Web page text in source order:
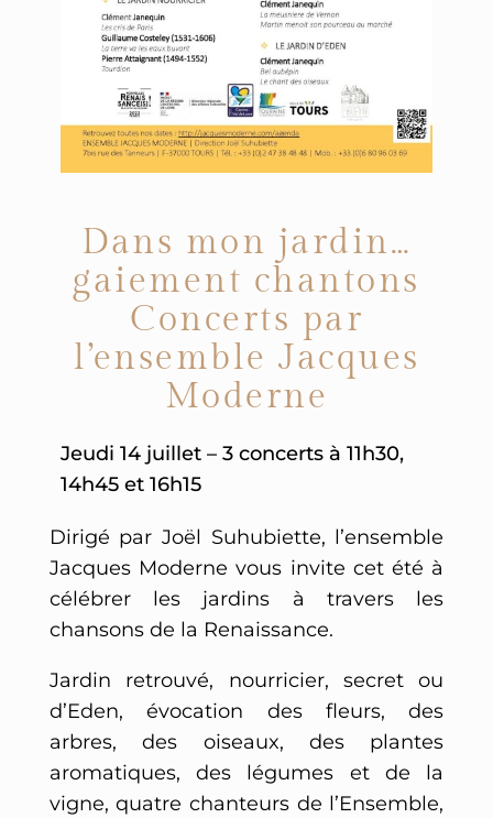
Dans mon jardin…
gaiement chantons
Concerts par
l’ensemble Jacques
Moderne
Jeudi 14 juillet – 3 concerts à 11h30,
14h45 et 16h15
Dirigé par Joël Suhubiette, l’ensemble
Jacques Moderne vous invite cet été à
célébrer les jardins à travers les
chansons de la Renaissance.
Jardin retrouvé, nourricier, secret ou
d’Eden, évocation des fleurs, des
arbres, des oiseaux, des plantes
aromatiques, des légumes et de la
vigne, quatre chanteurs de l’Ensemble,